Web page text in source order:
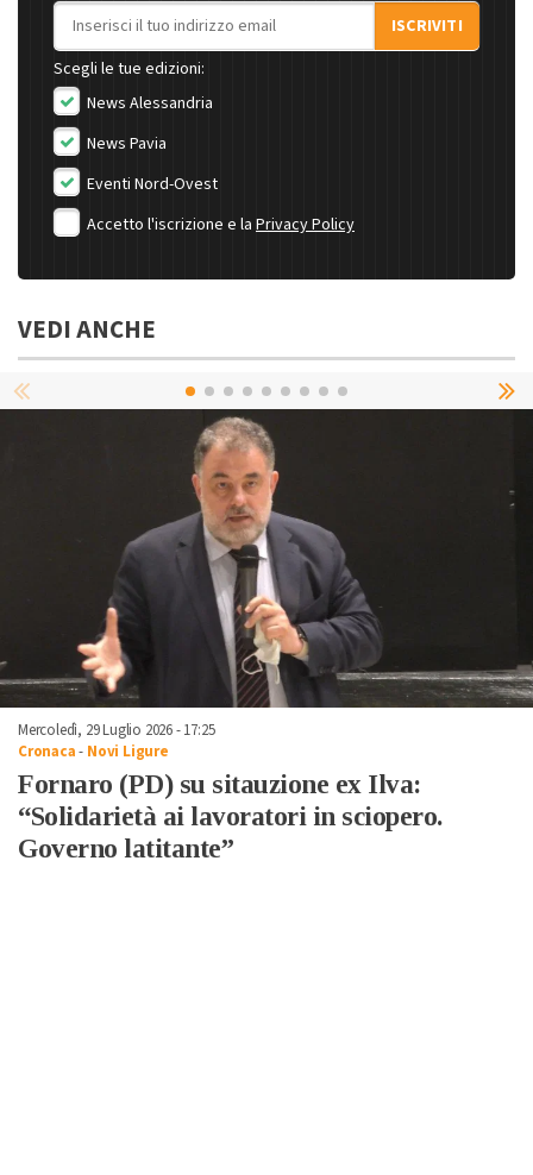
Indirizzo email
ISCRIVITI
Scegli le tue edizioni:
News Alessandria
News Pavia
Eventi Nord-Ovest
Accetto l'iscrizione e la Privacy Policy
VEDI ANCHE
Mercoledì, 29 Luglio 2026 - 17:25
Cronaca- Novi Ligure
Fornaro (PD) su sitauzione ex Ilva:
“Solidarietà ai lavoratori in sciopero.
Governo latitante”